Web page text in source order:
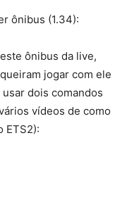
ônibus (1.34):
ônibus da live,
jogar com ele
dois comandos
vídeos de como
ETS2):